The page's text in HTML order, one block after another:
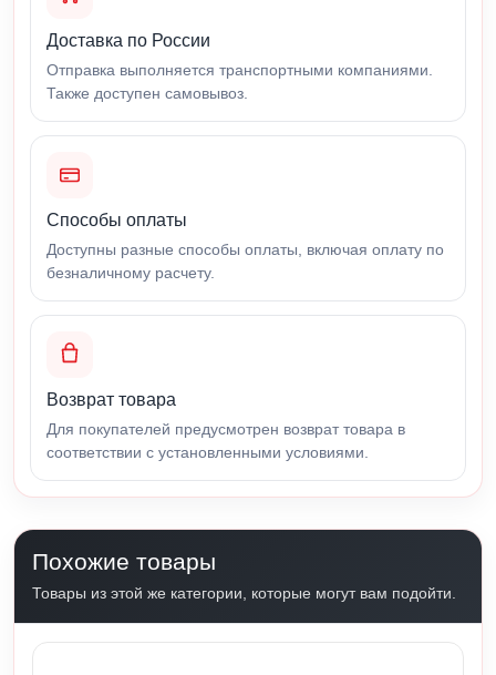
Доставка по России
Отправка выполняется транспортными компаниями.
Также доступен самовывоз.
Способы оплаты
Доступны разные способы оплаты, включая оплату по
безналичному расчету.
Возврат товара
Для покупателей предусмотрен возврат товара в
соответствии с установленными условиями.
Похожие товары
Товары из этой же категории, которые могут вам подойти.